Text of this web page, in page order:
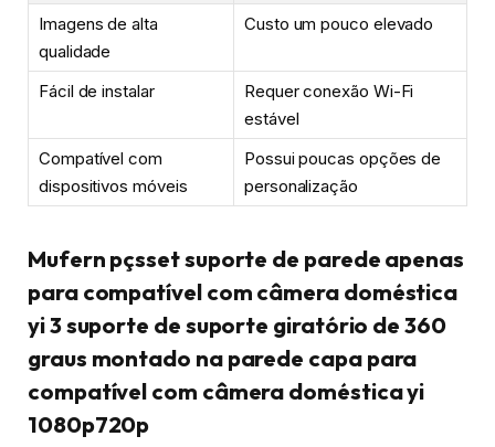
Imagens de alta
qualidade
Custo um pouco elevado
Fácil de instalar
Requer conexão Wi-Fi
estável
Compatível com
dispositivos móveis
Possui poucas opções de
personalização
Mufern pçsset suporte de parede apenas
para compatível com câmera doméstica
yi 3 suporte de suporte giratório de 360
graus montado na parede capa para
compatível com câmera doméstica yi
1080p720p